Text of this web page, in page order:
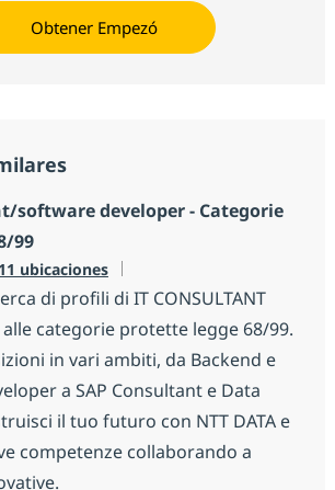
Obtener Empezó
software developer - Categorie
99
ubicaciones
di profili di IT CONSULTANT
categorie protette legge 68/99.
in vari ambiti, da Backend e
a SAP Consultant e Data
il tuo futuro con NTT DATA e
competenze collaborando a